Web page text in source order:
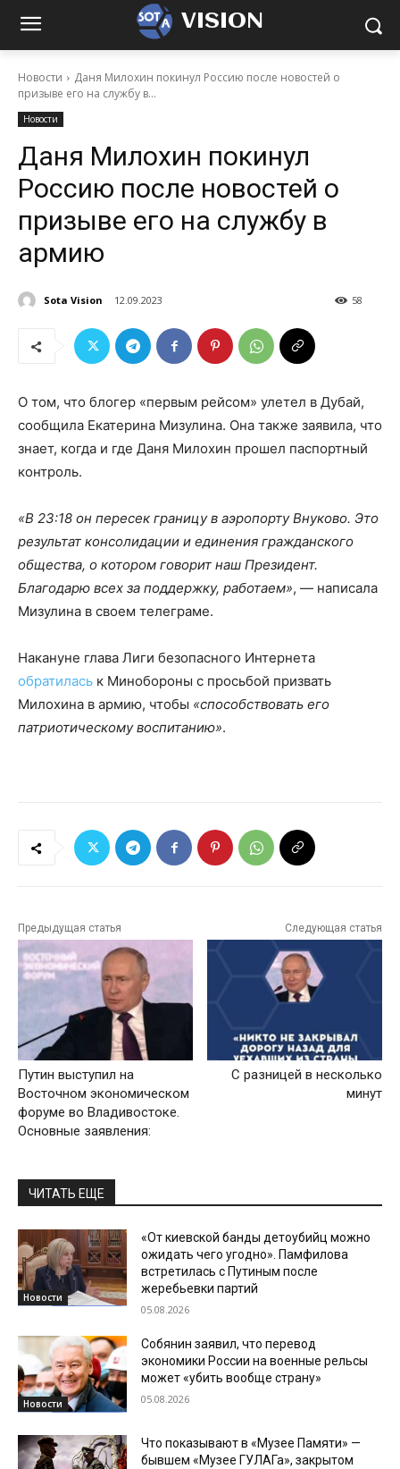
VISION
Новости
Даня Милохин покинул Россию после новостей о
призыве его на службу в...
Новости
Даня Милохин покинул
Россию после новостей о
призыве его на службу в
армию
Sota Vision 12.09.2023 58
О том, что блогер «первым рейсом» улетел в Дубай,
сообщила Екатерина Мизулина. Она также заявила, что
знает, когда и где Даня Милохин прошел паспортный
контроль.
«В 23:18 он пересек границу в аэропорту Внуково. Это
результат консолидации и единения гражданского
общества, о котором говорит наш Президент.
Благодарю всех за поддержку, работаем», — написала
Мизулина в своем телеграме.
Накануне глава Лиги безопасного Интернета
обратилась к Минобороны с просьбой призвать
Милохина в армию, чтобы «способствовать его
патриотическому воспитанию».
Предыдущая статья
Путин выступил на
Восточном экономическом
форуме во Владивостоке.
Основные заявления:
Следующая статья
С разницей в несколько
минут
ЧИТАТЬ ЕЩЕ
Новости
«От киевской банды детоубийц можно
ожидать чего угодно». Памфилова
встретилась с Путиным после
жеребьевки партий
05.08.2026
Новости
Собянин заявил, что перевод
экономики России на военные рельсы
может «убить вообще страну»
05.08.2026
Что показывают в «Музее Памяти» —
бывшем «Музее ГУЛАГа», закрытом